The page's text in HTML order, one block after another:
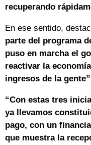
recuperando
En ese sentido,
parte del programa
puso en marcha el
reactivar la
ingresos de la gente”
“Con estas tres
ya llevamos
pago, con un
que muestra la